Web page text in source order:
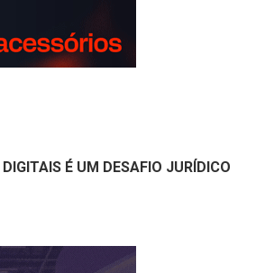
É UM DESAFIO JURÍDICO